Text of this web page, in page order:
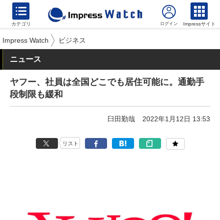
カテゴリ Impressサイト
Impress Watch ビジネス
ニュース
ヤフー、社員は全国どこでも居住可能に。通勤手
段制限も緩和
臼田勤哉 2022年1月12日 13:53
リスト